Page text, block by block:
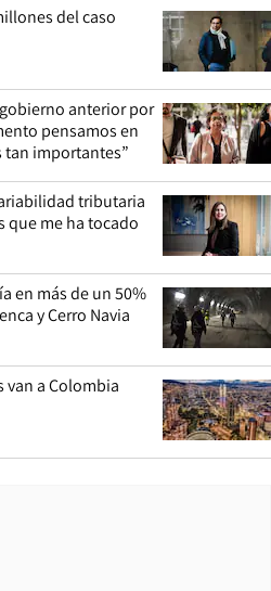
del caso
anterior por
pensamos en
tan importantes”
tributaria
que me ha tocado
en más de un 50%
y Cerro Navia
van a Colombia